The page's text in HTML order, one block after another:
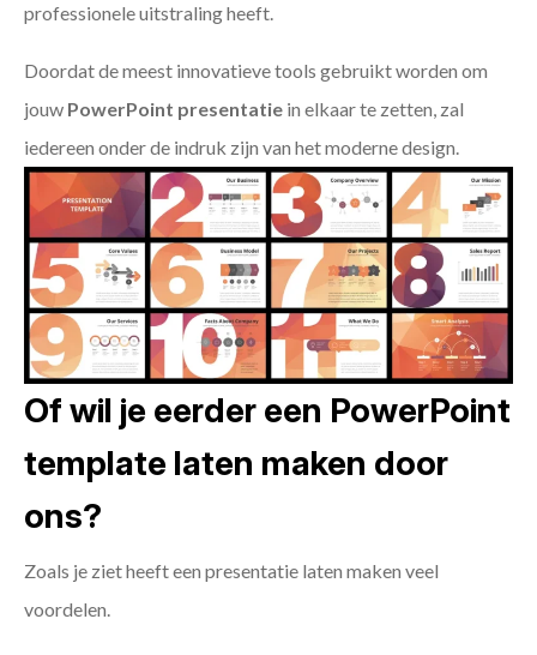
professionele uitstraling heeft.
Doordat de meest innovatieve tools gebruikt worden om
jouw PowerPoint presentatie in elkaar te zetten, zal
iedereen onder de indruk zijn van het moderne design.
Of wil je eerder een PowerPoint
template laten maken door
ons?
Zoals je ziet heeft een presentatie laten maken veel
voordelen.